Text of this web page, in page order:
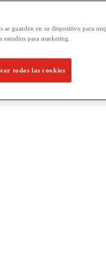
se guarden en su dispositivo para
para marketing.
todas las cookies